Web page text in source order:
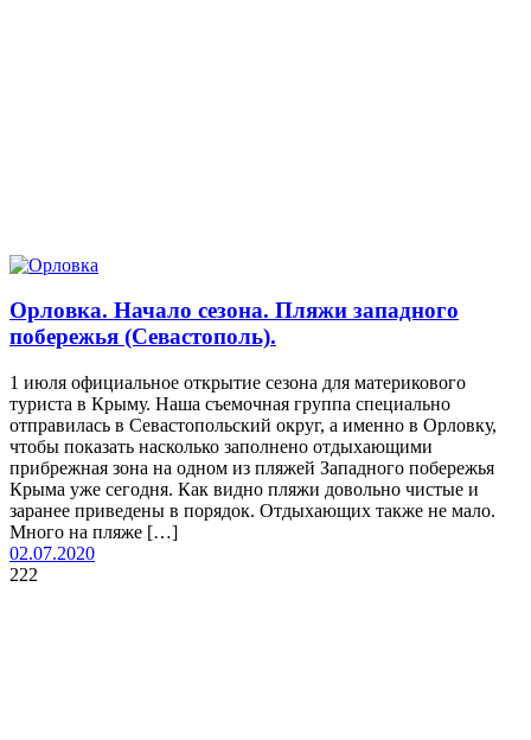
Орловка. Начало сезона. Пляжи западного
побережья (Севастополь).
1 июля официальное открытие сезона для материкового
туриста в Крыму. Наша съемочная группа специально
отправилась в Севастопольский округ, а именно в Орловку,
чтобы показать насколько заполнено отдыхающими
прибрежная зона на одном из пляжей Западного побережья
Крыма уже сегодня. Как видно пляжи довольно чистые и
заранее приведены в порядок. Отдыхающих также не мало.
Много на пляже […]
02.07.2020
222